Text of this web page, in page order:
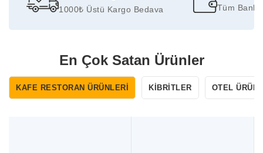
1000₺ Üstü Kargo Bedava Tüm
En Çok Satan Ürünler
KAFE RESTORAN ÜRÜNLERI KIBRITLER OTEL